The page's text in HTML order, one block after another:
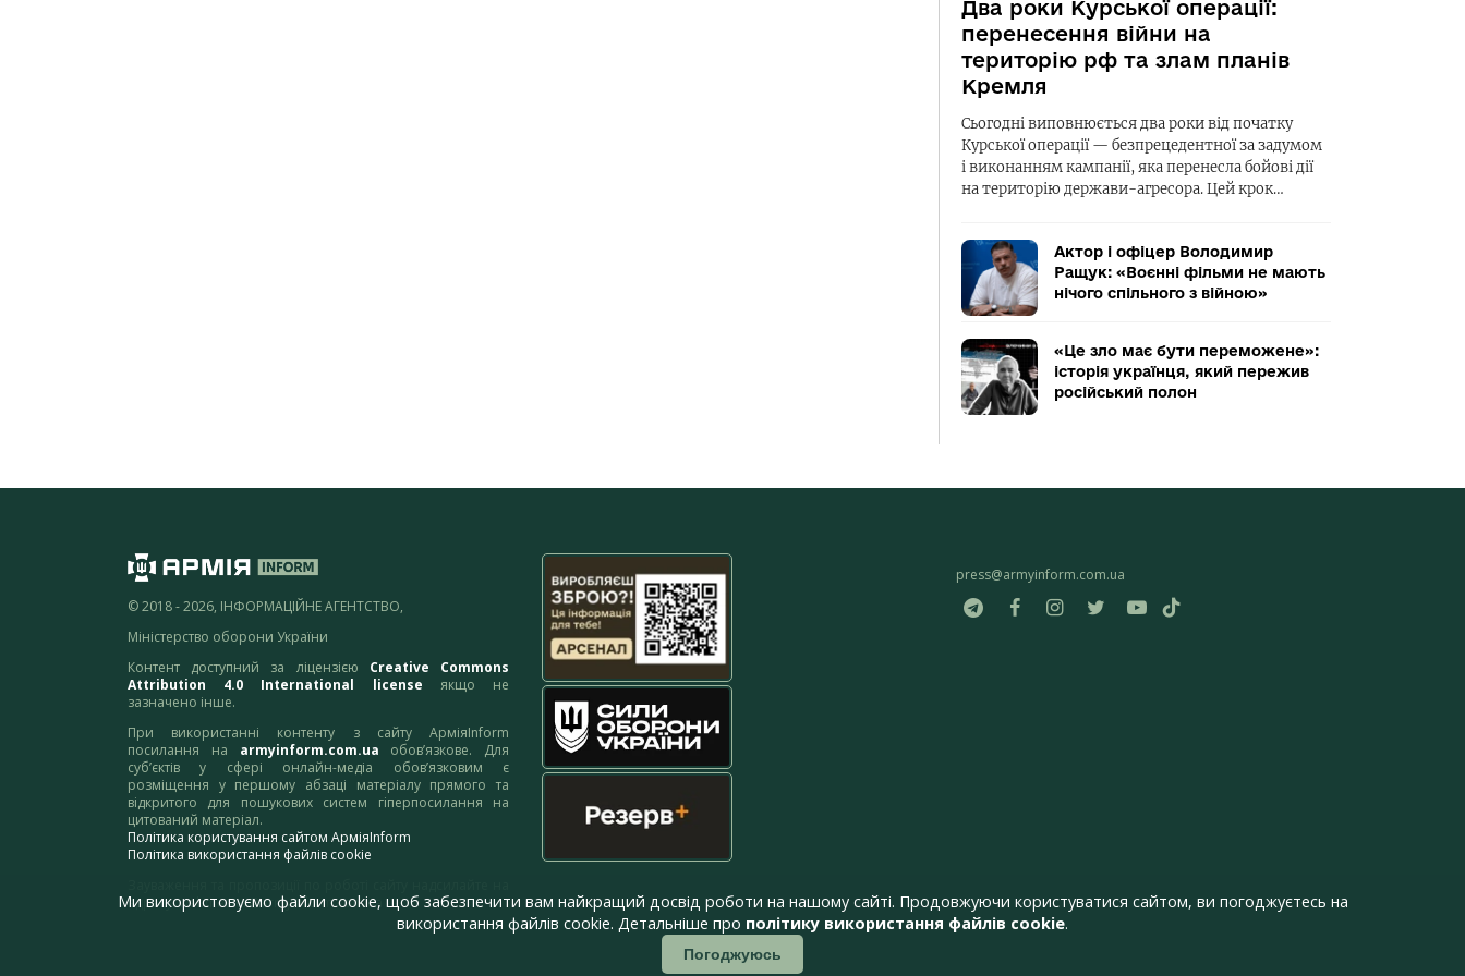
Два роки Курської операції:
перенесення війни на
територію рф та злам планів
Кремля
Сьогодні виповнюється два роки від початку
Курської операції — безпрецедентної за задумом
і виконанням кампанії, яка перенесла бойові дії
на територію держави-агресора. Цей крок…
Актор і офіцер Володимир
Ращук: «Воєнні фільми не мають
нічого спільного з війною»
«Це зло має бути переможене»:
історія українця, який пережив
російський полон
© 2018 - 2026, ІНФОРМАЦІЙНЕ АГЕНТСТВО,
Міністерство оборони України
Контент доступний за ліцензією Creative Commons
Attribution 4.0 International license якщо не
зазначено інше.
При використанні контенту з сайту АрміяInform
посилання на armyinform.com.ua обов’язкове. Для
суб’єктів у сфері онлайн-медіа обов’язковим є
розміщення у першому абзаці матеріалу прямого та
відкритого для пошукових систем гіперпосилання на
цитований матеріал.
Політика користування сайтом АрміяInform
Політика використання файлів cookie
адресу:webmaster@armyinform.com.ua
press@armyinform.com.ua
Ми використовуємо файли cookie, щоб забезпечити вам найкращий досвід роботи на нашому сайті. Продовжуючи користуватися сайтом, ви погоджуєтесь на
використання файлів cookie. Детальніше про політику використання файлів cookie.
Погоджуюсь